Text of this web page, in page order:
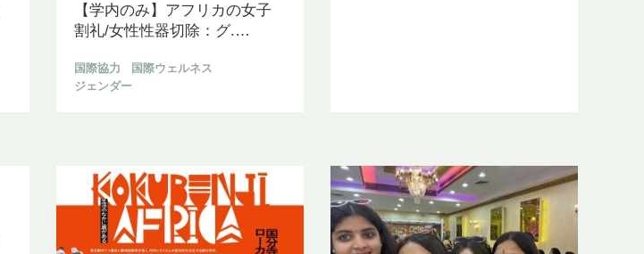
【学内のみ】アフリカの女子
割礼/女性性器切除：グ.…
国際協力
国際ウェルネス
ジェンダー